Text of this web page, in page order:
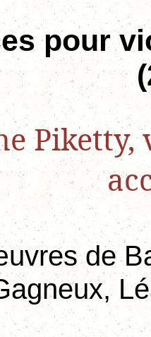
pour
Piketty,
de